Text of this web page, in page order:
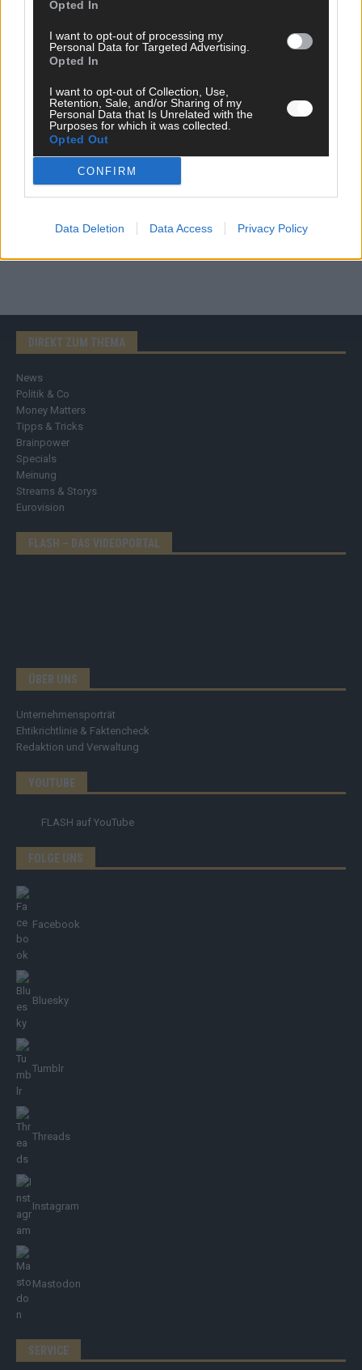
Opted In
I want to opt-out of processing my
Personal Data for Targeted Advertising.
Opted In
I want to opt-out of Collection, Use,
Retention, Sale, and/or Sharing of my
Personal Data that Is Unrelated with the
Purposes for which it was collected.
Opted Out
CONFIRM
Data Deletion Data Access Privacy Policy
DIREKT ZUM THEMA
News
Politik & Co
Money Matters
Tipps & Tricks
Brainpower
Specials
Meinung
Streams & Storys
Eurovision
FLASH – DAS VIDEOPORTAL
ÜBER UNS
Unternehmensporträt
Ehtikrichtlinie & Faktencheck
Redaktion und Verwaltung
YOUTUBE
FLASH auf YouTube
FOLGE UNS
Facebook
Bluesky
Tumblr
Threads
Instagram
Mastodon
SERVICE